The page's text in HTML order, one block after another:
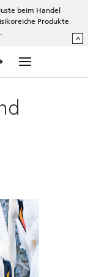
beim Handel
Produkte
^